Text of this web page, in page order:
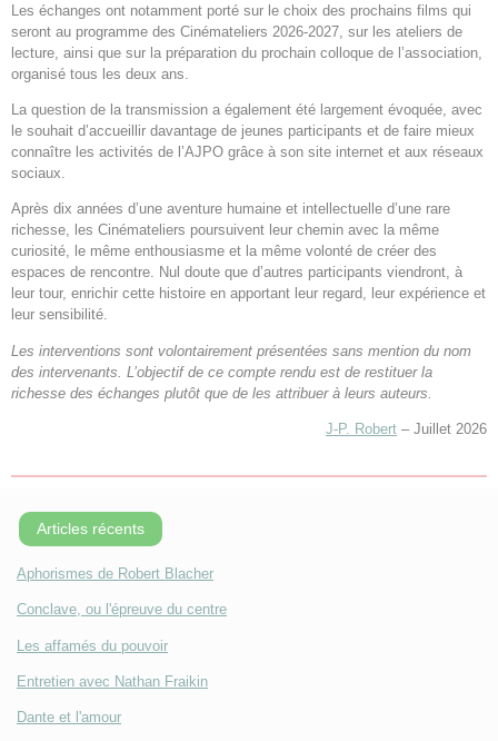
Les échanges ont notamment porté sur le choix des prochains films qui
seront au programme des Cinémateliers 2026-2027, sur les ateliers de
lecture, ainsi que sur la préparation du prochain colloque de l’association,
organisé tous les deux ans.
La question de la transmission a également été largement évoquée, avec
le souhait d’accueillir davantage de jeunes participants et de faire mieux
connaître les activités de l’AJPO grâce à son site internet et aux réseaux
sociaux.
Après dix années d’une aventure humaine et intellectuelle d’une rare
richesse, les Cinémateliers poursuivent leur chemin avec la même
curiosité, le même enthousiasme et la même volonté de créer des
espaces de rencontre. Nul doute que d’autres participants viendront, à
leur tour, enrichir cette histoire en apportant leur regard, leur expérience et
leur sensibilité.
Les interventions sont volontairement présentées sans mention du nom
des intervenants. L’objectif de ce compte rendu est de restituer la
richesse des échanges plutôt que de les attribuer à leurs auteurs.
J-P. Robert – Juillet 2026
Articles récents
Aphorismes de Robert Blacher
Conclave, ou l'épreuve du centre
Les affamés du pouvoir
Entretien avec Nathan Fraikin
Dante et l'amour